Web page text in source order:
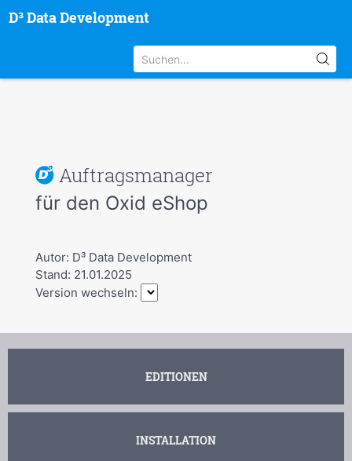
D³ Data Development
Auftragsmanager
für den Oxid eShop
Autor: D³ Data Development
Stand: 21.01.2025
Version wechseln:
EDITIONEN
INSTALLATION